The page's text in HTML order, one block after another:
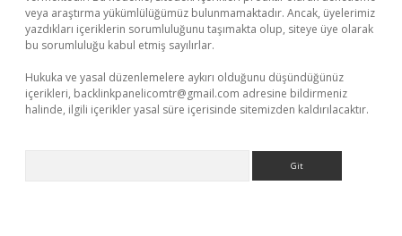
veya araştırma yükümlülüğümüz bulunmamaktadır. Ancak, üyelerimiz
yazdıkları içeriklerin sorumluluğunu taşımakta olup, siteye üye olarak
bu sorumluluğu kabul etmiş sayılırlar.
Hukuka ve yasal düzenlemelere aykırı olduğunu düşündüğünüz
içerikleri, backlinkpanelicomtr@gmail.com adresine bildirmeniz
halinde, ilgili içerikler yasal süre içerisinde sitemizden kaldırılacaktır.